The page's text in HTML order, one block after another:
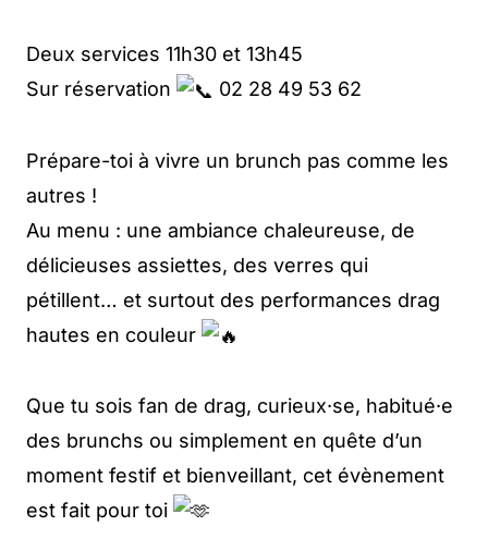
Deux services 11h30 et 13h45
Sur réservation
02 28 49 53 62
Prépare-toi à vivre un brunch pas comme les
autres !
Au menu : une ambiance chaleureuse, de
délicieuses assiettes, des verres qui
pétillent… et surtout des performances drag
hautes en couleur
Que tu sois fan de drag, curieux·se, habitué·e
des brunchs ou simplement en quête d’un
moment festif et bienveillant, cet évènement
est fait pour toi